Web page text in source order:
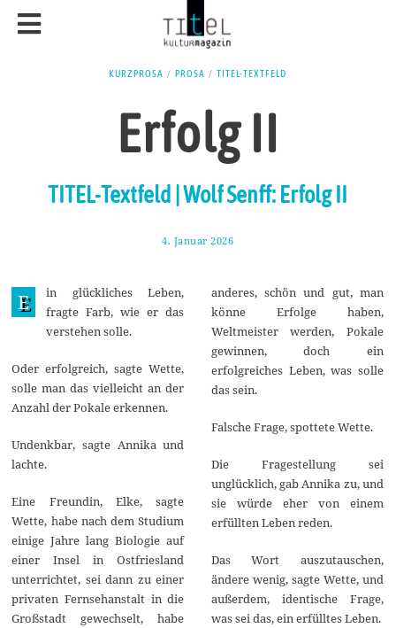
KURZPROSA / PROSA / TITEL-TEXTFELD
Erfolg II
TITEL-Textfeld | Wolf Senff: Erfolg II
4. Januar 2026
a
u
a
r
2
0
2
E
in glückliches Leben,
fragte Farb, wie er das
verstehen solle.
Oder erfolgreich, sagte Wette,
solle man das vielleicht an der
Anzahl der Pokale erkennen.
Undenkbar, sagte Annika und
lachte.
Eine Freundin, Elke, sagte
Wette, habe nach dem Studium
einige Jahre lang Biologie auf
einer Insel in Ostfriesland
unterrichtet, sei dann zu einer
privaten Fernsehanstalt in die
Großstadt gewechselt, habe
anderes, schön und gut, man
könne Erfolge haben,
Weltmeister werden, Pokale
gewinnen, doch ein
erfolgreiches Leben, was solle
das sein.
Falsche Frage, spottete Wette.
Die Fragestellung sei
unglücklich, gab Annika zu, und
sie würde eher von einem
erfüllten Leben reden.
Das Wort auszutauschen,
ändere wenig, sagte Wette, und
außerdem, identische Frage,
was sei das, ein erfülltes Leben.